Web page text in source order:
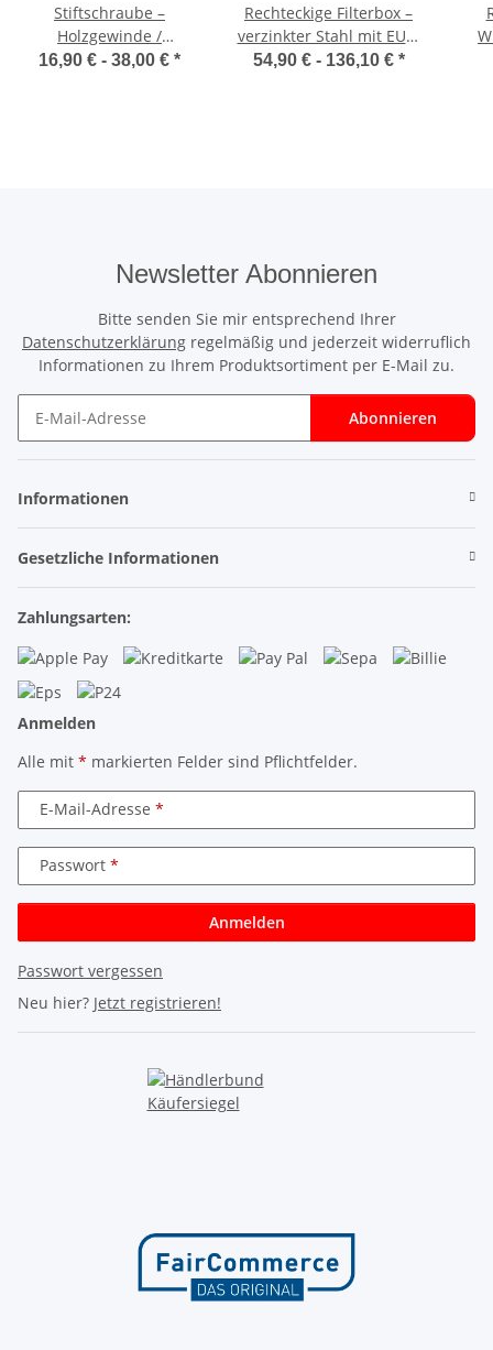
Stiftschraube –
Holzgewinde /
metrisches Gewinde,
16,90 € - 38,00 € *
Rechteckige Filterbox –
verzinkter Stahl mit EU3-
Filtereinsatz und
54,90 € - 136,10 € *
Newsletter Abonnieren
Bitte senden Sie mir entsprechend Ihrer
Datenschutzerklärung regelmäßig und jederzeit widerruflich
Informationen zu Ihrem Produktsortiment per E-Mail zu.
Abonnieren
Informationen
Gesetzliche Informationen
Zahlungsarten:
Anmelden
Alle mit * markierten Felder sind Pflichtfelder.
E-Mail-Adresse
Passwort
Anmelden
Passwort vergessen
Neu hier? Jetzt registrieren!